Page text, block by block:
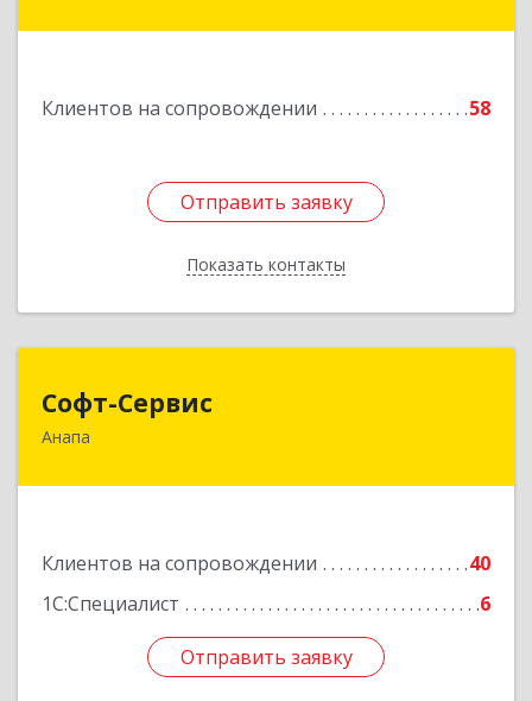
Клиентов на сопровождении 58
Отправить заявку
Показать контакты
Отправить заявку
Назад
Софт-Сервис
Анапа
Клиентов на сопровождении
40
1С:Специалист
6
Отправить заявку
353440, Краснодарский край, Анапский р-н,
Отправить заявку